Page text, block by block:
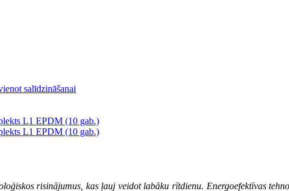
salīdzināšanai
risinājumus, kas ļauj veidot labāku rītdienu. Energoefektīvas